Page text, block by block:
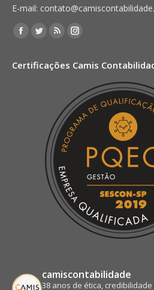
E-mail:
Encontre-nos em:
Facebook
opens
Twitter
opens
window
Rss
opens
new
window
Instagram
opens
new
window
Certificações Camis
camiscontabilidade
38 anos de ética,